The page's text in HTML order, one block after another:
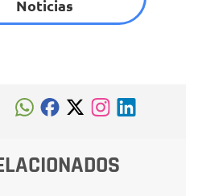
Noticias